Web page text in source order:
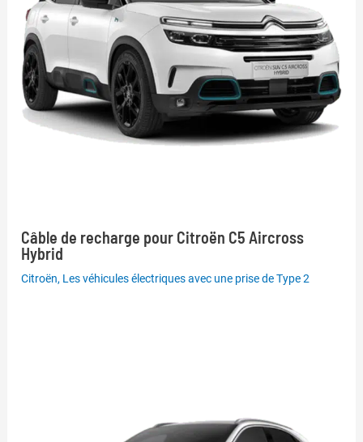
Câble de recharge pour Citroën C5 Aircross
Hybrid
Citroën, Les véhicules électriques avec une prise de Type 2